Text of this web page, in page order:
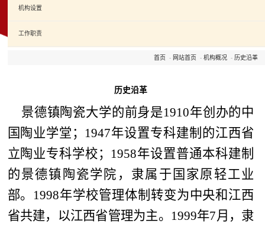
机构设置
工作职责
首页 - 网站首页 - 机构概况- 历史沿革
历史沿革
景德镇陶瓷大学的前身是1910年创办的中
国陶业学堂；1947年设置专科建制的江西省
立陶业专科学校；1958年设置普通本科建制
的景德镇陶瓷学院，隶属于国家原轻工业
部。1998年学校管理体制转变为中央和江西
省共建，以江西省管理为主。1999年7月，隶